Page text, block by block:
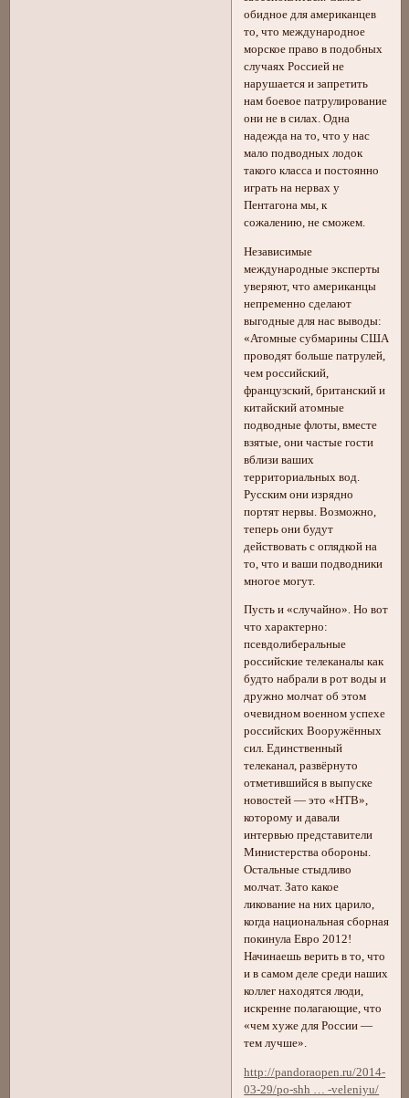
обидное для американцев
то, что международное
морское право в подобных
случаях Россией не
нарушается и запретить
нам боевое патрулирование
они не в силах. Одна
надежда на то, что у нас
мало подводных лодок
такого класса и постоянно
играть на нервах у
Пентагона мы, к
сожалению, не сможем.
Независимые
международные эксперты
уверяют, что американцы
непременно сделают
выгодные для нас выводы:
«Атомные субмарины США
проводят больше патрулей,
чем российский,
французский, британский и
китайский атомные
подводные флоты, вместе
взятые, они частые гости
вблизи ваших
территориальных вод.
Русским они изрядно
портят нервы. Возможно,
теперь они будут
действовать с оглядкой на
то, что и ваши подводники
многое могут.
Пусть и «случайно». Но вот
что характерно:
псевдолиберальные
российские телеканалы как
будто набрали в рот воды и
дружно молчат об этом
очевидном военном успехе
российских Вооружённых
сил. Единственный
телеканал, развёрнуто
отметившийся в выпуске
новостей — это «НТВ»,
которому и давали
интервью представители
Министерства обороны.
Остальные стыдливо
молчат. Зато какое
ликование на них царило,
когда национальная сборная
покинула Евро 2012!
Начинаешь верить в то, что
и в самом деле среди наших
коллег находятся люди,
искренне полагающие, что
«чем хуже для России —
тем лучше».
http://pandoraopen.ru/2014-
03-29/po-shh … -veleniyu/